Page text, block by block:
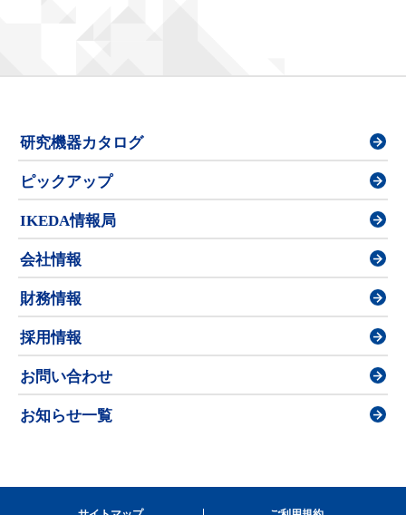
研究機器カタログ
ピックアップ
IKEDA情報局
会社情報
財務情報
採用情報
お問い合わせ
お知らせ一覧